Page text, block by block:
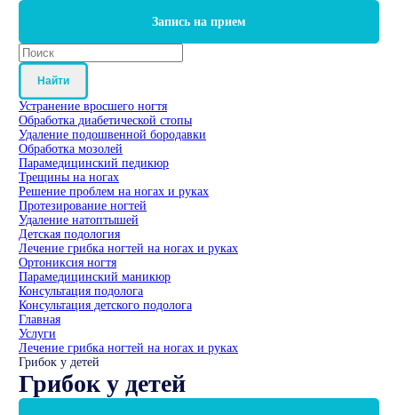
Запись на прием
Найти
Устранение вросшего ногтя
Обработка диабетической стопы
Удаление подошвенной бородавки
Обработка мозолей
Парамедицинский педикюр
Трещины на ногах
Решение проблем на ногах и руках
Протезирование ногтей
Удаление натоптышей
Детская подология
Лечение грибка ногтей на ногах и руках
Ортониксия ногтя
Парамедицинский маникюр
Консультация подолога
Консультация детского подолога
Главная
Услуги
Лечение грибка ногтей на ногах и руках
Грибок у детей
Грибок у детей